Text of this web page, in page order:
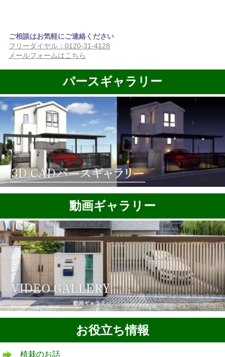
ご相談はお気軽にご連絡ください
フリーダイヤル：0120-31-4128
メールフォームはこちら
パースギャラリー
動画ギャラリー
お役立ち情報
植栽のお話